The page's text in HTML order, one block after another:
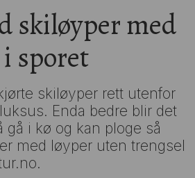
skiløyper med
sporet
skiløyper rett utenfor
Enda bedre blir det
gå i kø og kan ploge så
med løyper uten trengsel